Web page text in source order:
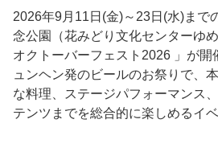
2026年9月11日(金)～23日(水)まで
念公園（花みどり文化センターゆ
オクトーバーフェスト2026 」が開
ュンヘン発のビールのお祭りで、
な料理、ステージパフォーマンス
テンツまでを総合的に楽しめるイベ